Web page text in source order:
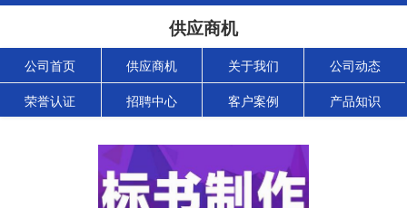
供应商机
公司首页 供应商机 关于我们 公司动态
荣誉认证 招聘中心 客户案例 产品知识